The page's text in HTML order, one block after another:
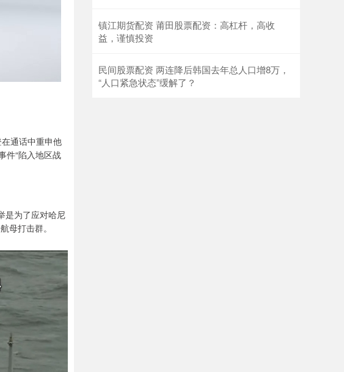
通话中重申他
件“陷入地区战
是为了应对哈尼
母打击群。
镇江期货配资 莆田股票配资：高杠杆，高收
益，谨慎投资
民间股票配资 两连降后韩国去年总人口增8万，
“人口紧急状态”缓解了？